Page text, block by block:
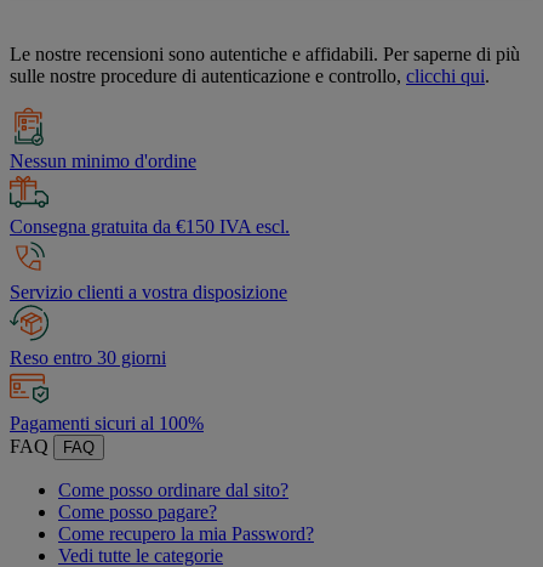
Le nostre recensioni sono autentiche e affidabili. Per saperne di più
sulle nostre procedure di autenticazione e controllo, clicchi qui.
Nessun minimo d'ordine
Consegna gratuita da €150 IVA escl.
Servizio clienti a vostra disposizione
Reso entro 30 giorni
Pagamenti sicuri al 100%
FAQ
FAQ
Come posso ordinare dal sito?
Come posso pagare?
Come recupero la mia Password?
Vedi tutte le categorie